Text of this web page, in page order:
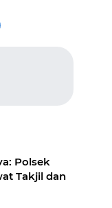
Polsek
Takjil dan